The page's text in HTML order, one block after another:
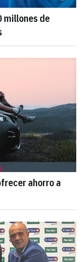
millones de
ahorro a